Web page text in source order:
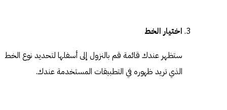
اختيار الخط
ستظهر عندك قائمة قم بالنزول إلى أسفلها لتحديد نوع الخط
الذي تريد ظهوره في التطبيقات المستخدمة عندك.